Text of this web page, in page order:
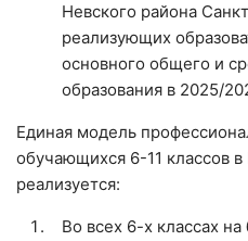
Невского района
реализующих
основного общего и
образования в 2025/
Единая модель
обучающихся 6-11 классов
реализуется:
Во всех 6-х классах